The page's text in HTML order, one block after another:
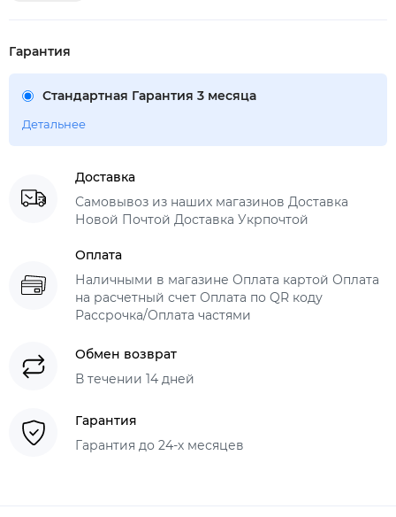
Гарантия
Стандартная Гарантия 3 месяца
Детальнее
Доставка
Самовывоз из наших магазинов Доставка
Новой Почтой Доставка Укрпочтой
Оплата
Наличными в магазине Оплата картой Оплата
на расчетный счет Оплата по QR коду
Рассрочка/Оплата частями
Обмен возврат
В течении 14 дней
Гарантия
Гарантия до 24-х месяцев